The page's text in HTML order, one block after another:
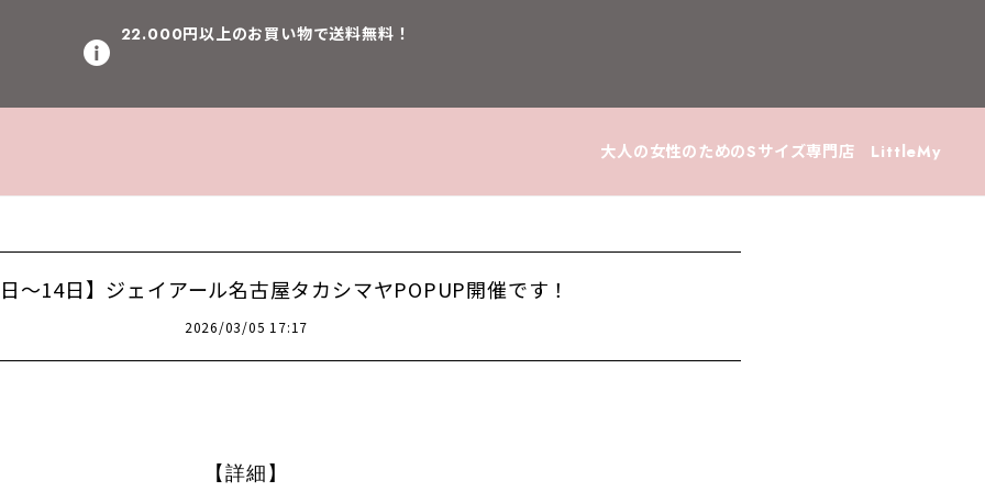
22.000円以上のお買い物で送料無料！
大人の女性のためのSサイズ専門店 LittleMy
～14日】ジェイアール名古屋タカシマヤPOPUP開催です！
2026/03/05 17:17
【詳細】